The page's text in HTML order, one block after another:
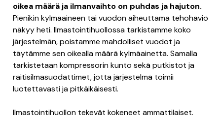
oikea määrä ja ilmanvaihto on puhdas ja hajuton.
Pienikin kylmäaineen tai vuodon aiheuttama tehohäviö
näkyy heti. Ilmastointihuollossa tarkistamme koko
järjestelmän, poistamme mahdolliset vuodot ja
täytämme sen oikealla määrä kylmäainetta. Samalla
tarkistetaan kompressorin kunto sekä putkistot ja
raitisilmasuodattimet, jotta järjestelmä toimii
luotettavasti ja pitkäikäisesti.
Ilmastointihuollon tekevät kokeneet ammattilaiset.